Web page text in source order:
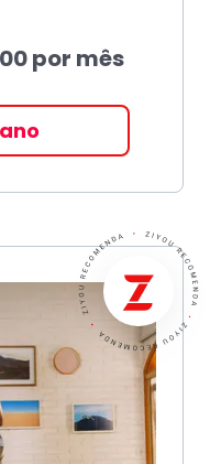
por mês